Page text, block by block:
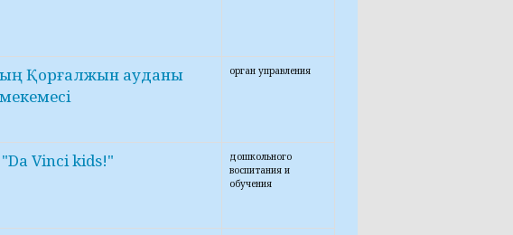
Қорғалжын ауданы
орган управления
Vinci kids!"
дошкольного
воспитания и
обучения